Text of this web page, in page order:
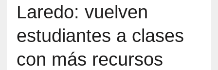
Laredo: vuelven
estudiantes a clases
con más recursos